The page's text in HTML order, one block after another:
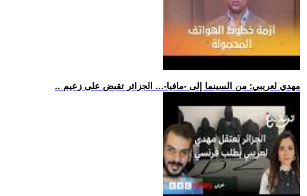
.. مهدي لعريبي: من السينما إلى -مافيا-... الجزائر تقبض على زعيم